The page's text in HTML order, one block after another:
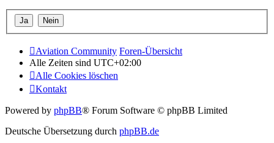
Aviation Community Foren-Übersicht
Alle Zeiten sind UTC+02:00
Alle Cookies löschen
Kontakt
Powered by phpBB® Forum Software © phpBB Limited
Deutsche Übersetzung durch phpBB.de